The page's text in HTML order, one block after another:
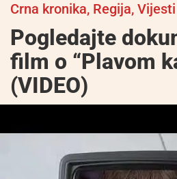
Crna kronika, Regija, Vijesti
Pogledajte
film o “Plavom
(VIDEO)